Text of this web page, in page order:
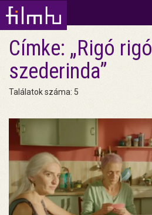
Címke: „Rigó rigó
szederinda”
Találatok száma: 5